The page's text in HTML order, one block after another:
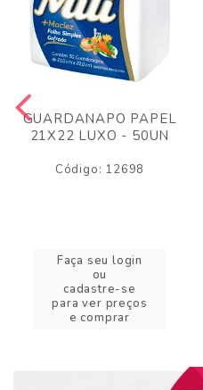
GUARDANAPO PAPEL
21X22 LUXO - 50UN
Código: 12698
Faça seu login
ou
cadastre-se
para ver preços
e comprar